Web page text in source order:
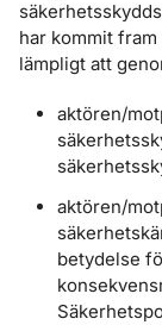
har kommit
lämpligt att
aktören/
aktören/
betydelse